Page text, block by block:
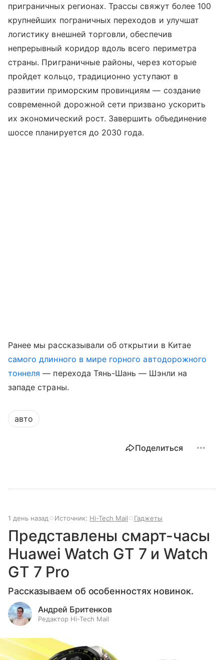
приграничных регионах. Трассы свяжут более 100
крупнейших пограничных переходов и улучшат
логистику внешней торговли, обеспечив
непрерывный коридор вдоль всего периметра
страны. Приграничные районы, через которые
пройдет кольцо, традиционно уступают в
развитии приморским провинциям — создание
современной дорожной сети призвано ускорить
их экономический рост. Завершить объединение
шоссе планируется до 2030 года.
Ранее мы рассказывали об открытии в Китае
самого длинного в мире горного автодорожного
тоннеля — перехода Тянь-Шань — Шэнли на
западе страны.
авто
Поделиться
1 день назад Источник: Hi-Tech Mail Гаджеты
Представлены смарт-часы
Huawei Watch GT 7 и Watch
GT 7 Pro
Рассказываем об особенностях новинок.
Андрей Бритенков
Редактор Hi-Tech Mail